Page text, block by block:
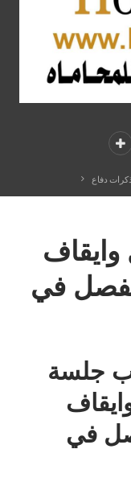
عرفي , مؤسسة حورس للمحاماة
دفاع
في
جلسة
في